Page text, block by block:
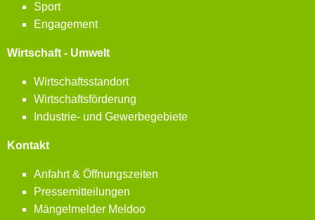
Sport
Engagement
Wirtschaft - Umwelt
Wirtschaftsstandort
Wirtschaftsförderung
Industrie- und Gewerbegebiete
Kontakt
Anfahrt & Öffnungszeiten
Pressemitteilungen
Mängelmelder Meldoo